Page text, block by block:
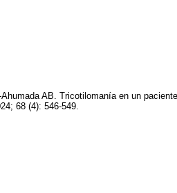
AB. Tricotilomanía en un
68 (4): 546-549.